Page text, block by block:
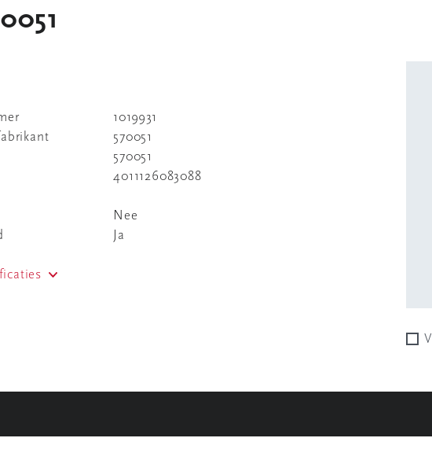
1019931
570051
570051
4011126083088
Nee
Ja